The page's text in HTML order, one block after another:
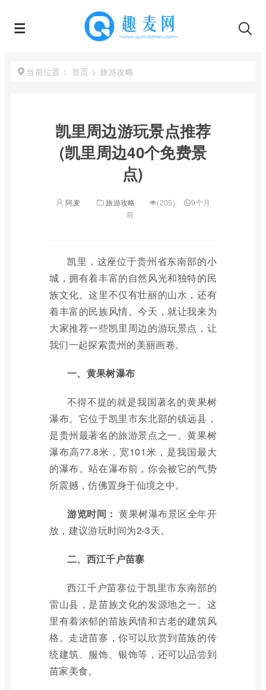
当前位置： 首页 > 旅游攻略
凯里周边游玩景点推荐
(凯里周边40个免费景
点)
阿麦 旅游攻略 (205)
9个月
前
凯里，这座位于贵州省东南部的小
城，拥有着丰富的自然风光和独特的民
族文化。这里不仅有壮丽的山水，还有
着丰富的民族风情。今天，就让我来为
大家推荐一些凯里周边的游玩景点，让
我们一起探索贵州的美丽画卷。
一、黄果树瀑布
不得不提的就是我国著名的黄果树
瀑布。它位于凯里市东北部的镇远县，
是贵州最著名的旅游景点之一。黄果树
瀑布高77.8米，宽101米，是我国最大
的瀑布。站在瀑布前，你会被它的气势
所震撼，仿佛置身于仙境之中。
游览时间： 黄果树瀑布景区全年开
放，建议游玩时间为2-3天。
二、西江千户苗寨
西江千户苗寨位于凯里市东南部的
雷山县，是苗族文化的发源地之一。这
里有着浓郁的苗族风情和古老的建筑风
格。走进苗寨，你可以欣赏到苗族的传
统建筑、服饰、银饰等，还可以品尝到
苗家美食。